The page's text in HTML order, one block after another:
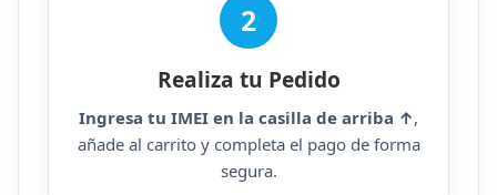
2
Realiza tu Pedido
Ingresa tu IMEI en la casilla de arriba ↑,
añade al carrito y completa el pago de forma
segura.